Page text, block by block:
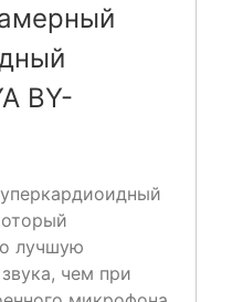
BY-
лучшую
чем при